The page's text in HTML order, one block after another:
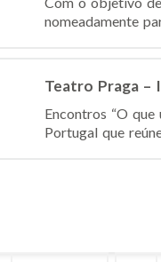
nomeadamente
Teatro Praga –
Encontros “O
Portugal que